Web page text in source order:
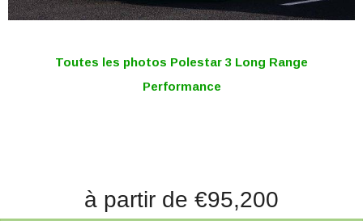
Toutes les photos Polestar 3 Long Range
Performance
à partir de €95,200